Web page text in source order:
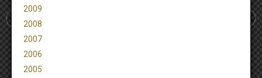
2009
2008
2007
2006
2005